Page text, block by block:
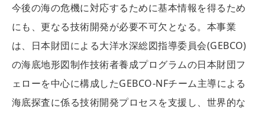
今後の海の危機に対応するために基本情報を得るため
にも、更なる技術開発が必要不可欠となる。本事業
は、日本財団による大洋水深総図指導委員会(GEBCO)
の海底地形図制作技術者養成プログラムの日本財団フ
ェローを中心に構成したGEBCO-NFチーム主導による
海底探査に係る技術開発プロセスを支援し、世界的な